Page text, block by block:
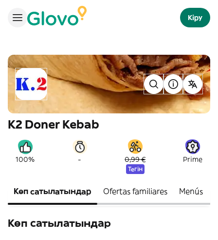
Кіру
K2 Doner Kebab
100% - 0,99 €
Тегін
Prime
Көп сатылатындар Ofertas familiares Menús
Көп сатылатындар